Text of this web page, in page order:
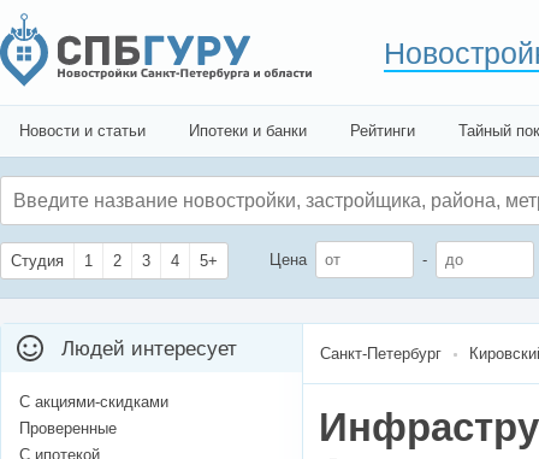
Новости и статьи Ипотеки и банки Рейтинги Тайный
Студия 1 2 3 4 5+ Цена -
Санкт-Петербург
Людей интересует
С акциями-скидками
Проверенные
С ипотекой